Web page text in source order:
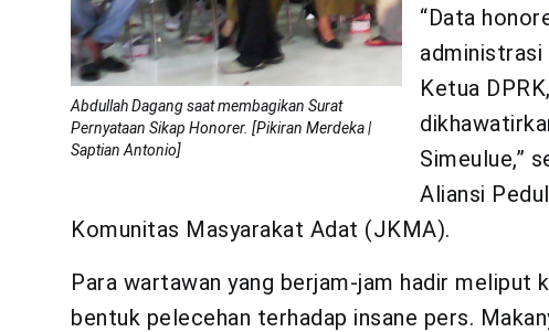
Abdullah Dagang saat membagikan Surat
Pernyataan Sikap Honorer. [Pikiran Merdeka |
Saptian Antonio]
“Data
administrasi
Ketua
Simeulue,”
Aliansi
Komunitas Masyarakat Adat (JKMA).
Para wartawan yang berjam-jam hadir
bentuk pelecehan terhadap insane pers.